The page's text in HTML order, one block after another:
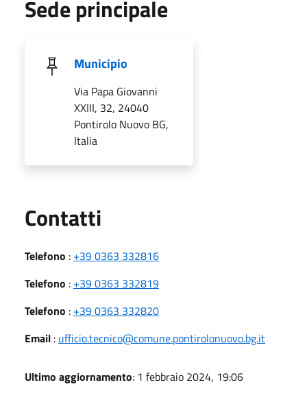
Sede principale
Municipio
Via Papa Giovanni
XXIII, 32, 24040
Pontirolo Nuovo BG,
Italia
Contatti
Telefono : +39 0363 332816
Telefono : +39 0363 332819
Telefono : +39 0363 332820
Email : ufficio.tecnico@comune.pontirolonuovo.bg.it
Ultimo aggiornamento: 1 febbraio 2024, 19:06